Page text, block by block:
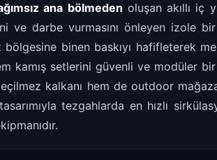
ana bölmeden oluşan akıllı iç
ve darbe vurmasını önleyen izole
bölgesine binen baskıyı hafifleterek
kamış setlerini güvenli ve modüler
kalkanı hem de outdoor
tezgahlarda en hızlı